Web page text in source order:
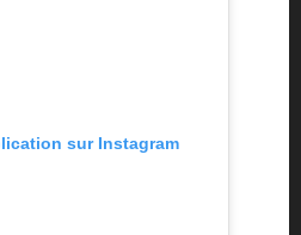
sur Instagram